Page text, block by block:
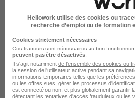
Alternance par
Alternance Chef de rayon
Alternance Chef de rayon
Hellowork utilise des cookies ou
recherche d’emploi ou de formation
Cookies strictement nécessaires
Ces traceurs sont nécessaires au bon
peuvent pas être désactivés
Il s'agit notamment de l'ensemble des cookies ou
la session de l'utilisateur active pendant sa
informations temporaires telles que les
ou les offres vues, gérer les processus
est connecté ou non, et plus globalement garantir
détectant les tentatives d'accès frauduleux ou les